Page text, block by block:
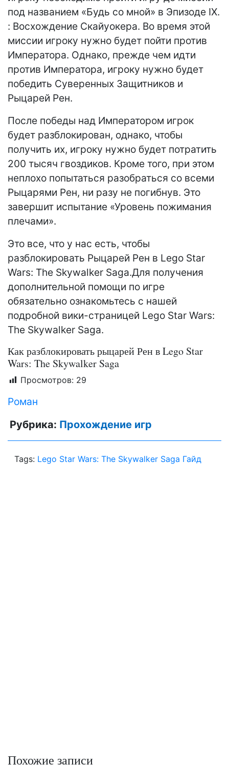
под названием «Будь со мной» в Эпизоде ​​IX.
: Восхождение Скайуокера. Во время этой
миссии игроку нужно будет пойти против
Императора. Однако, прежде чем идти
против Императора, игроку нужно будет
победить Суверенных Защитников и
Рыцарей Рен.
После победы над Императором игрок
будет разблокирован, однако, чтобы
получить их, игроку нужно будет потратить
200 тысяч гвоздиков. Кроме того, при этом
неплохо попытаться разобраться со всеми
Рыцарями Рен, ни разу не погибнув. Это
завершит испытание «Уровень пожимания
плечами».
Это все, что у нас есть, чтобы
разблокировать Рыцарей Рен в Lego Star
Wars: The Skywalker Saga.Для получения
дополнительной помощи по игре
обязательно ознакомьтесь с нашей
подробной вики-страницей Lego Star Wars:
The Skywalker Saga.
Как разблокировать рыцарей Рен в Lego Star
Wars: The Skywalker Saga
Просмотров: 29
Роман
Рубрика: Прохождение игр
Tags: Lego Star Wars: The Skywalker Saga Гайд
Похожие записи